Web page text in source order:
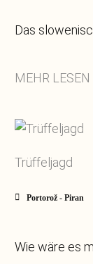
Das
MEHR LESEN
Trüffeljagd
Portorož - Piran
Wie wäre es